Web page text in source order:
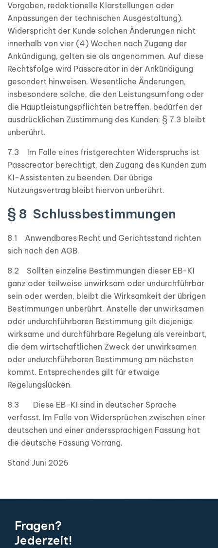
Vorgaben, redaktionelle Klarstellungen oder
Anpassungen der technischen Ausgestaltung).
Widerspricht der Kunde solchen Änderungen nicht
innerhalb von vier (4) Wochen nach Zugang der
Ankündigung, gelten sie als angenommen. Auf diese
Rechtsfolge wird Passcreator in der Ankündigung
gesondert hinweisen. Wesentliche Änderungen,
insbesondere solche, die den Leistungsumfang oder
die Hauptleistungspflichten betreffen, bedürfen der
ausdrücklichen Zustimmung des Kunden; § 7.3 bleibt
unberührt.
7.3 Im Falle eines fristgerechten Widerspruchs ist
Passcreator berechtigt, den Zugang des Kunden zum
KI-Assistenten zu beenden. Der übrige
Nutzungsvertrag bleibt hiervon unberührt.
§ 8 Schlussbestimmungen
8.1 Anwendbares Recht und Gerichtsstand richten
sich nach den AGB.
8.2 Sollten einzelne Bestimmungen dieser EB-KI
ganz oder teilweise unwirksam oder undurchführbar
sein oder werden, bleibt die Wirksamkeit der übrigen
Bestimmungen unberührt. Anstelle der unwirksamen
oder undurchführbaren Bestimmung gilt diejenige
wirksame und durchführbare Regelung als vereinbart,
die dem wirtschaftlichen Zweck der unwirksamen
oder undurchführbaren Bestimmung am nächsten
kommt. Entsprechendes gilt für etwaige
Regelungslücken.
8.3 Diese EB-KI sind in deutscher Sprache
verfasst. Im Falle von Widersprüchen zwischen einer
deutschen und einer anderssprachigen Fassung hat
die deutsche Fassung Vorrang.
Stand Juni 2026
Fragen?
Jederzeit!